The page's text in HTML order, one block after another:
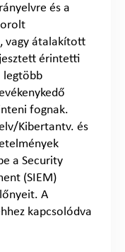
és a
vagy átalakított
érintetti
legtöbb
fognak.
Kibertantv. és
a Security
(SIEM)
A
kapcsolódva